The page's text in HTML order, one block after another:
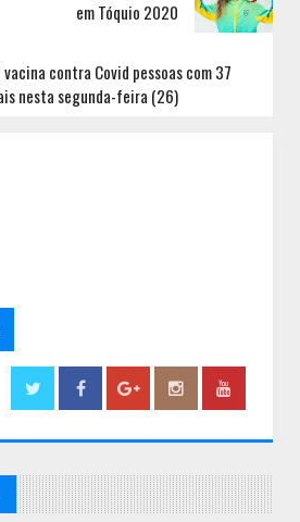
em Tóquio 2020
vacina contra Covid pessoas com 37
nesta segunda-feira (26)